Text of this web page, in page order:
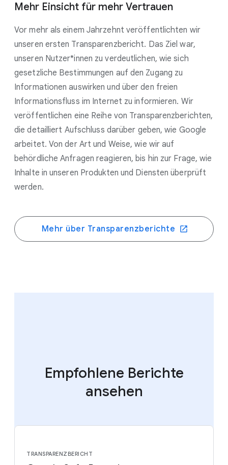
Mehr Einsicht für mehr Vertrauen
Vor mehr als einem Jahrzehnt veröffentlichten wir
unseren ersten Transparenzbericht. Das Ziel war,
unseren Nutzer*innen zu verdeutlichen, wie sich
gesetzliche Bestimmungen auf den Zugang zu
Informationen auswirken und über den freien
Informationsfluss im Internet zu informieren. Wir
veröffentlichen eine Reihe von Transparenzberichten,
die detailliert Aufschluss darüber geben, wie Google
arbeitet. Von der Art und Weise, wie wir auf
behördliche Anfragen reagieren, bis hin zur Frage, wie
Inhalte in unseren Produkten und Diensten überprüft
werden.
Mehr über Transparenzberichte
Empfohlene Berichte
ansehen
TRANSPARENZBERICHT